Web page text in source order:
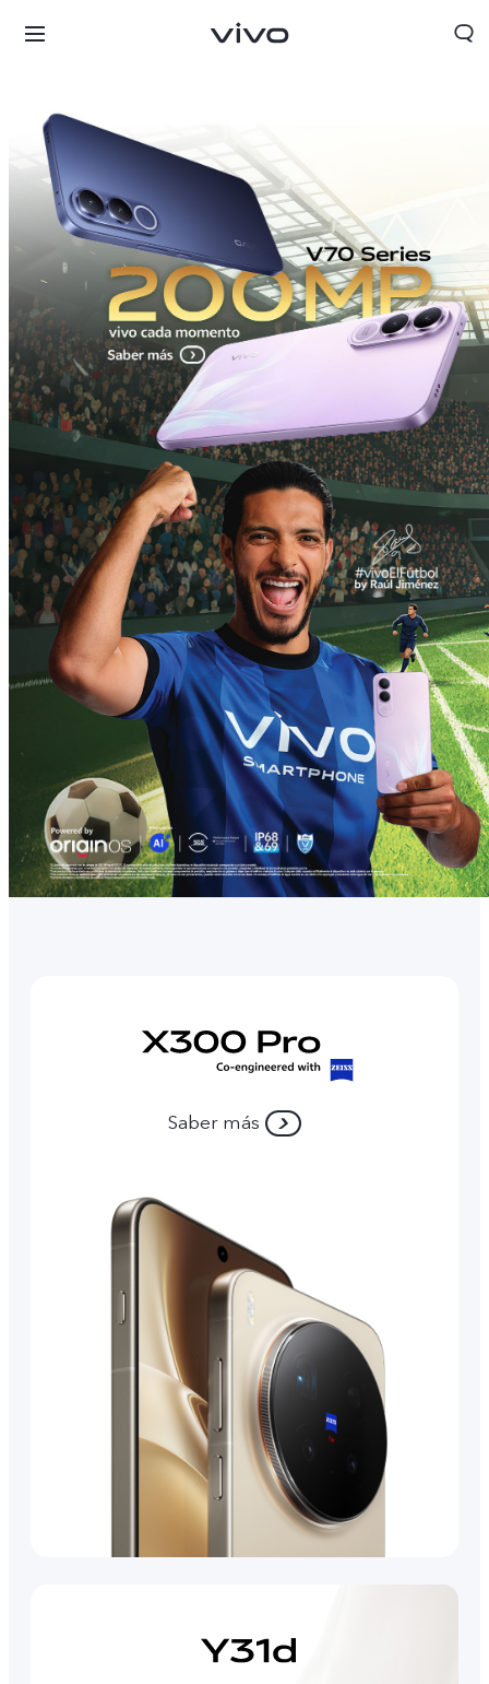
México | Seleccione país/región
Saber más